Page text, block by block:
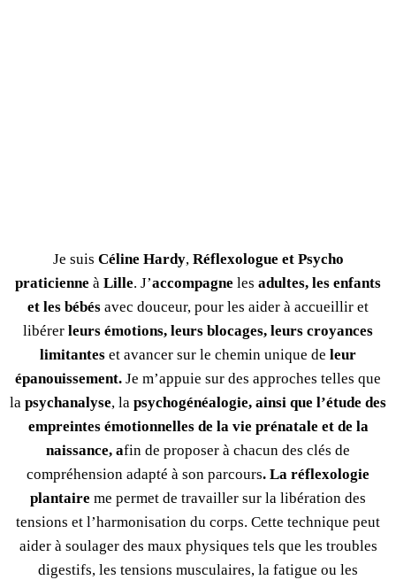
Je suis Céline Hardy, Réflexologue et Psycho
praticienne à Lille. J’accompagne les adultes, les enfants
et les bébés avec douceur, pour les aider à accueillir et
libérer leurs émotions, leurs blocages, leurs croyances
limitantes et avancer sur le chemin unique de leur
épanouissement. Je m’appuie sur des approches telles que
la psychanalyse, la psychogénéalogie, ainsi que l’étude des
empreintes émotionnelles de la vie prénatale et de la
naissance, afin de proposer à chacun des clés de
compréhension adapté à son parcours. La réflexologie
plantaire me permet de travailler sur la libération des
tensions et l’harmonisation du corps. Cette technique peut
aider à soulager des maux physiques tels que les troubles
digestifs, les tensions musculaires, la fatigue ou les